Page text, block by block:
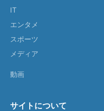
IT
エンタメ
スポーツ
メディア
動画
サイトについて